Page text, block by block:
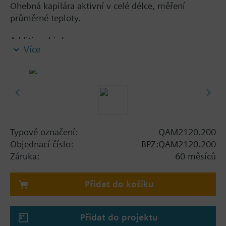
Ohebná kapilára aktivní v celé délce, měření
průměrné teploty.
Additional info
Poznámka k upevnění:
Více
Typové označení:
QAM2120.200
Objednací číslo:
BPZ:QAM2120.200
Záruka:
60 měsíců
Přidat do košíku
Přidat do projektu